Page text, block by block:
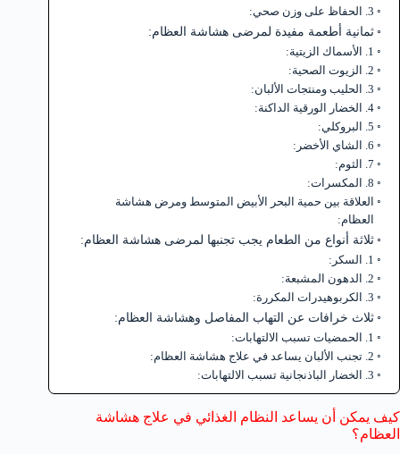
3. الحفاظ على وزن صحي:
ثمانية أطعمة مفيدة لمرضى هشاشة العظام:
1. الأسماك الزيتية:
2. الزيوت الصحية:
3. الحليب ومنتجات الألبان:
4. الخضار الورقية الداكنة:
5. البروكلي:
6. الشاي الأخضر:
7. الثوم:
8. المكسرات:
العلاقة بين حمية البحر الأبيض المتوسط ومرض هشاشة
العظام:
ثلاثة أنواع من الطعام يجب تجنبها لمرضى هشاشة العظام:
1. السكر:
2. الدهون المشبعة:
3. الكربوهيدرات المكررة:
ثلاث خرافات عن التهاب المفاصل وهشاشة العظام:
1. الحمضيات تسبب الالتهابات:
2. تجنب الألبان يساعد في علاج هشاشة العظام:
3. الخضار الباذنجانية تسبب الالتهابات:
كيف يمكن أن يساعد النظام الغذائي في علاج هشاشة
العظام؟